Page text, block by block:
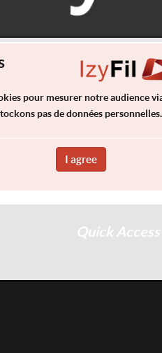
Quick Access
pour mesurer notre audience
pas de données personnelles.
I agree